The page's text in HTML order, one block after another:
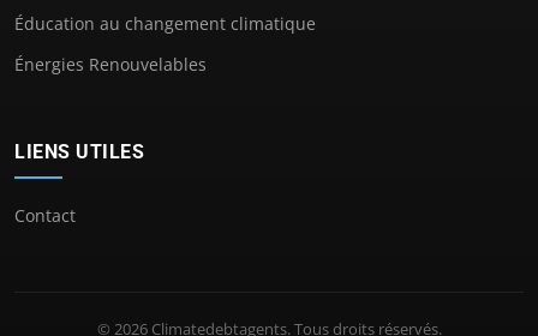
Éducation au changement climatique
Énergies Renouvelables
LIENS UTILES
Contact
© 2026 Climatedebtagents. Tous droits réservés.